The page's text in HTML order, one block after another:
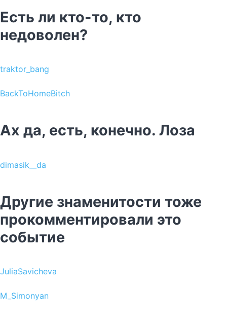
Есть ли кто-то, кто
недоволен?
traktor_bang
BackToHomeBitch
Ах да, есть, конечно. Лоза
dimasik__da
Другие знаменитости тоже
прокомментировали это
событие
JuliaSavicheva
M_Simonyan